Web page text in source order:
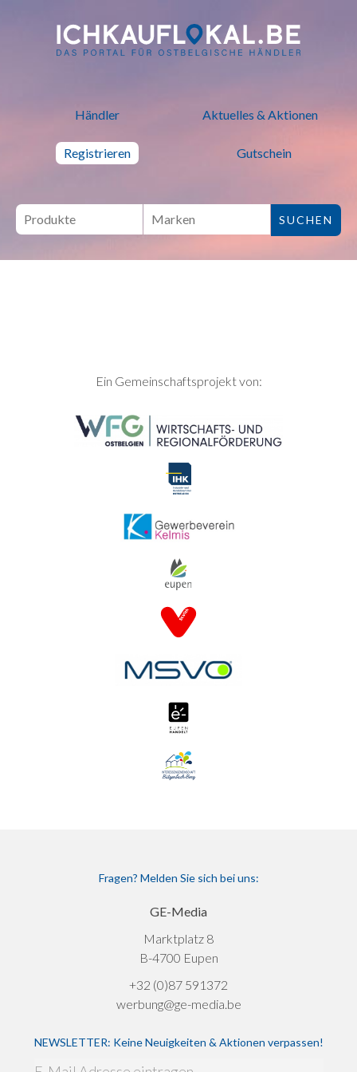
ich kauf lokal - Bei lokalen
Händler Aktuelles & Aktionen
Registrieren Gutschein
SEITENFUSSEin Gemeinschaftsprojekt von:
Fragen? Melden Sie sich bei uns:
GE-Media
Marktplatz 8
B-4700 Eupen
+32 (0)87 591372
werbung@ge-media.be
NEWSLETTER: Keine Neuigkeiten & Aktionen verpassen!